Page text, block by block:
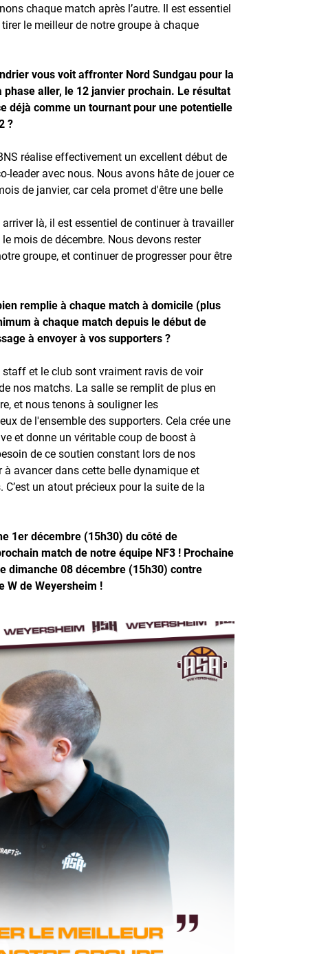
chaque match après l’autre. Il est essentiel
le meilleur de notre groupe à chaque
vous voit affronter Nord Sundgau pour la
aller, le 12 janvier prochain. Le résultat
déjà comme un tournant pour une potentielle
?
réalise effectivement un excellent début de
leader avec nous. Nous avons hâte de jouer ce
de janvier, car cela promet d'être une belle
arriver là, il est essentiel de continuer à travailler
mois de décembre. Nous devons rester
groupe, et continuer de progresser pour être
remplie à chaque match à domicile (plus
à chaque match depuis le début de
à envoyer à vos supporters ?
staff et le club sont vraiment ravis de voir
nos matchs. La salle se remplit de plus en
et nous tenons à souligner les
de l'ensemble des supporters. Cela crée une
et donne un véritable coup de boost à
de ce soutien constant lors de nos
avancer dans cette belle dynamique et
un atout précieux pour la suite de la
1er décembre (15h30) du côté de
match de notre équipe NF3 ! Prochaine
dimanche 08 décembre (15h30) contre
W de Weyersheim !